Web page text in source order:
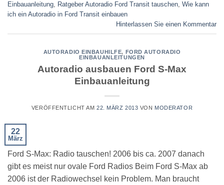
Einbauanleitung, Ratgeber Autoradio Ford Transit tauschen, Wie kann
ich ein Autoradio in Ford Transit einbauen
Hinterlassen Sie einen Kommentar
AUTORADIO EINBAUHILFE, FORD AUTORADIO
EINBAUANLEITUNGEN
Autoradio ausbauen Ford S-Max
Einbauanleitung
VERÖFFENTLICHT AM 22. MÄRZ 2013 VON MODERATOR
22
März
Ford S-Max: Radio tauschen! 2006 bis ca. 2007 danach
gibt es meist nur ovale Ford Radios Beim Ford S-Max ab
2006 ist der Radiowechsel kein Problem. Man braucht